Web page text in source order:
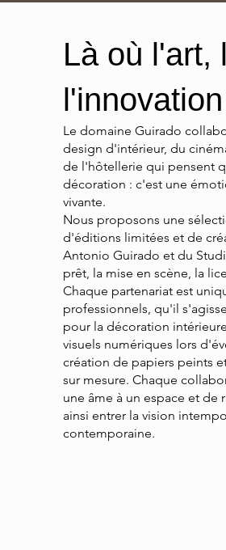
Là où l'art,
Le domaine Guirado
design d'intérieur, du
de l'hôtellerie qui pensent
décoration : c'est une
vivante.
Nous proposons une
d'éditions limitées et de
Antonio Guirado et du
prêt, la mise en scène, la
Chaque partenariat est
professionnels, qu'il
pour la décoration
visuels numériques lors
création de papiers peints
sur mesure. Chaque
une âme à un espace et de
ainsi entrer la vision
contemporaine.